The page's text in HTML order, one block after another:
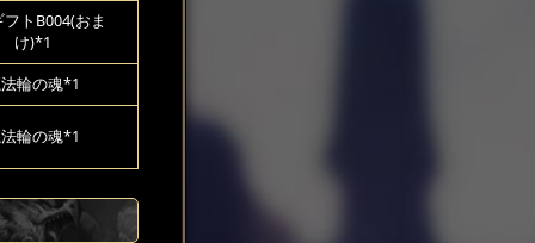
トB004(おま
け)*1
輪の魂*1
輪の魂*1